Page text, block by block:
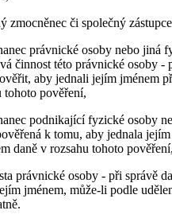
zmocněnec či společný
právnické osoby nebo jiná
činnost této právnické osoby -
aby jednali jejím jménem
tohoto pověření,
podnikající fyzické osoby
k tomu, aby jednala
daně v rozsahu tohoto pověření,
právnické osoby - při správě
jménem, může-li podle